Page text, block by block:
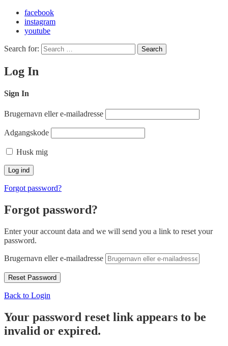
facebook
instagram
youtube
Search for: Search
Log In
Sign In
Brugernavn eller e-mailadresse
Adgangskode
Husk mig
Forgot password?
Forgot password?
Enter your account data and we will send you a link to reset your
password.
Brugernavn eller e-mailadresse
Back to Login
Your password reset link appears to be
invalid or expired.